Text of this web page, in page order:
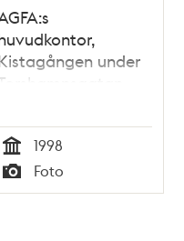
under
Tid
1998
Foto